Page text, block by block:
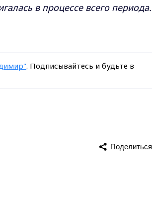
в процессе всего периода.
. Подписывайтесь и будьте в
Поделиться